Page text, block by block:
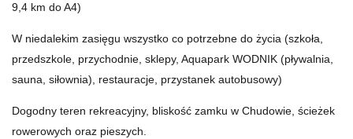
9,4 km do A4)
W niedalekim zasięgu wszystko co potrzebne do życia (szkoła,
przedszkole, przychodnie, sklepy, Aquapark WODNIK (pływalnia,
sauna, siłownia), restauracje, przystanek autobusowy)
Dogodny teren rekreacyjny, bliskość zamku w Chudowie, ścieżek
rowerowych oraz pieszych.